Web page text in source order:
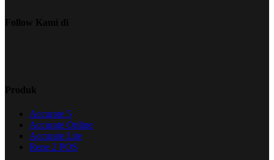
Follow Kami di
Produk
Accurate 5
Accurate Online
Accurate Lite
Rene 2 POS